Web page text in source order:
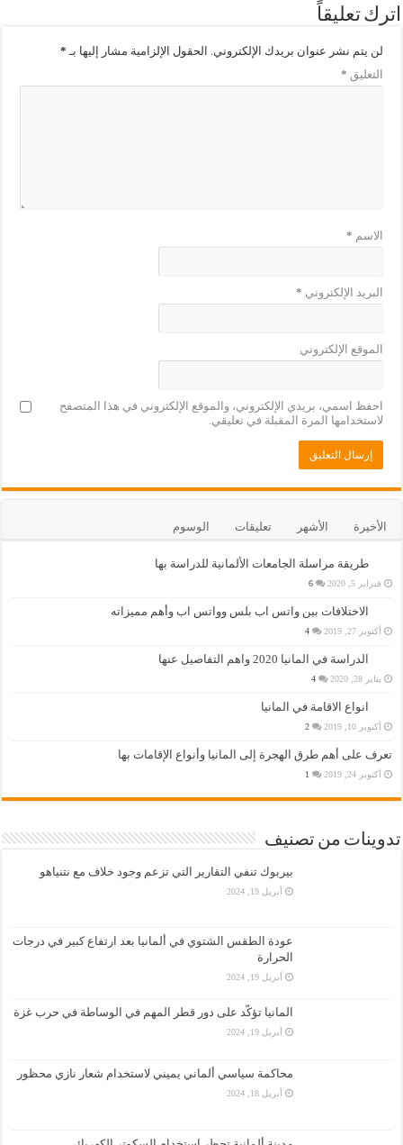
اترك تعليقاً
لن يتم نشر عنوان بريدك الإلكتروني. الحقول الإلزامية مشار إليها بـ *
التعليق *
الاسم *
البريد الإلكتروني *
الموقع الإلكتروني
احفظ اسمي، بريدي الإلكتروني، والموقع الإلكتروني في هذا المتصفح
لاستخدامها المرة المقبلة في تعليقي.
الأخيرة الأشهر تعليقات الوسوم
طريقة مراسلة الجامعات الألمانية للدراسة بها
فبراير 5, 2020 6
الاختلافات بين واتس اب بلس وواتس اب وأهم مميزاته
أكتوبر 27, 2019 4
الدراسة في المانيا 2020 واهم التفاصيل عنها
يناير 28, 2020 4
انواع الاقامة في المانيا
أكتوبر 10, 2019 2
تعرف على أهم طرق الهجرة إلى المانيا وأنواع الإقامات بها
أكتوبر 24, 2019 1
تدوينات من تصنيف
بيربوك تنفي التقارير التي تزعم وجود خلاف مع نتنياهو
أبريل 19, 2024
عودة الطقس الشتوي في ألمانيا بعد ارتفاع كبير في درجات
الحرارة
أبريل 19, 2024
المانيا تؤكّد على دور قطر المهم في الوساطة في حرب غزة
أبريل 19, 2024
محاكمة سياسي ألماني يميني لاستخدام شعار نازي محظور
أبريل 18, 2024